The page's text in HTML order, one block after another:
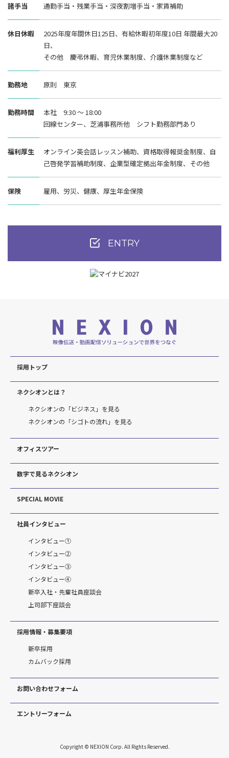
諸手当 通勤手当・残業手当・深夜割増手当・家賃補助
休日休暇
2025年度年間休日125日、有給休暇初年度10日 年間最大20
日、
その他 慶弔休暇、育児休業制度、介護休業制度など
勤務地 原則 東京
勤務時間
本社 9:30 ～ 18:00
回線センター、芝浦事務所他 シフト勤務部門あり
福利厚生
オンライン英会話レッスン補助、資格取得報奨金制度、自
己啓発学習補助制度、企業型確定拠出年金制度、その他
保険 雇用、労災、健康、厚生年金保険
ENTRY
採用トップ
ネクシオンとは？
ネクシオンの「ビジネス」を見る
ネクシオンの「シゴトの流れ」を見る
オフィスツアー
数字で見るネクシオン
SPECIAL MOVIE
社員インタビュー
インタビュー①
インタビュー②
インタビュー③
インタビュー④
新卒入社・先輩社員座談会
上司部下座談会
採用情報・募集要項
新卒採用
カムバック採用
お問い合わせフォーム
エントリーフォーム
Copyright © NEXION Corp. All Rights Reserved.